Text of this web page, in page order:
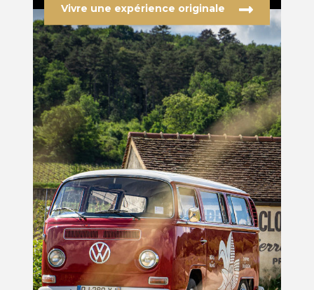
Vivre une expérience originale